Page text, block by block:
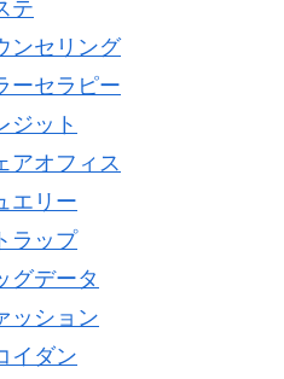
テ
ンセリング
ーセラピー
ジット
アオフィス
エリー
ラップ
グデータ
ッション
イダン